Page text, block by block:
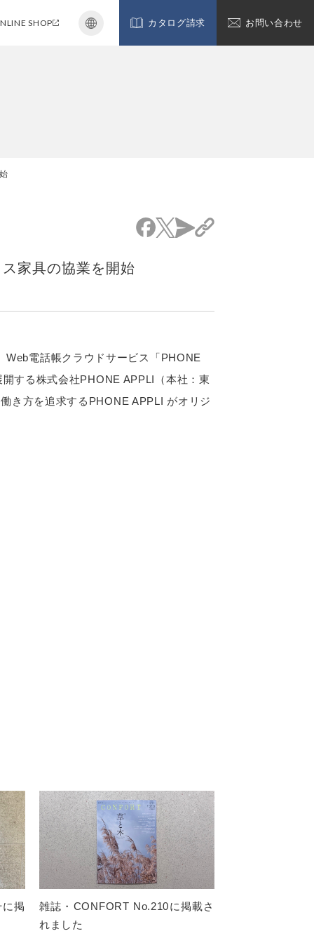
カタログ請求 お問い合わせ
SHOP
家具の協業を開始
電話帳クラウドサービス「PHONE
する株式会社PHONE APPLI（本社：東
き方を追求するPHONE APPLI がオリジ
掲
雑誌・CONFORT No.210に掲載さ
れました